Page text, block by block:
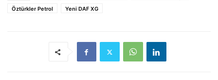
Öztürkler Petrol
Yeni DAF XG